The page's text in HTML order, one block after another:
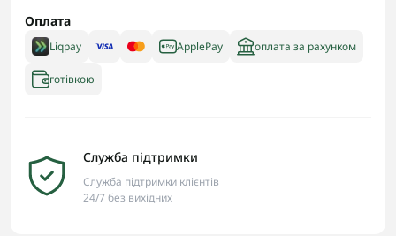
Оплата
Liqpay ApplePay оплата за рахунком
готівкою
Служба підтримки
Служба підтримки клієнтів
24/7 без вихідних